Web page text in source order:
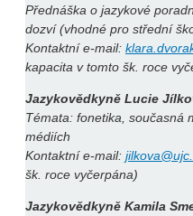
Přednáška o jazykové
dozví (vhodné pro střední
Kontaktní e-mail:
kapacita v tomto šk. roce
Jazykovědkyně Lucie
Témata: fonetika, současná
médiích
Kontaktní e-mail:
šk. roce vyčerpána)
Jazykovědkyně Kamila